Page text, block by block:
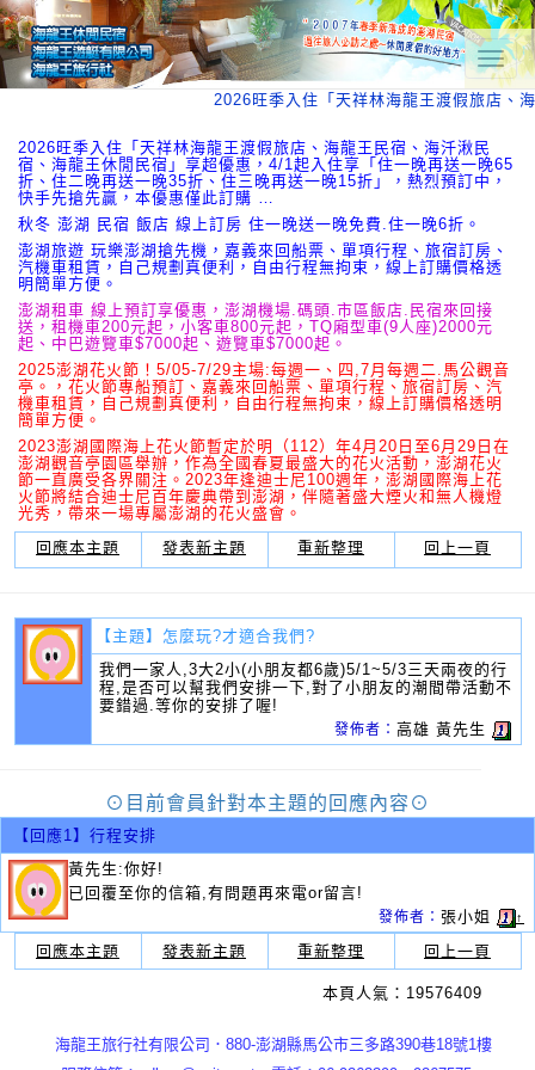
T
o
g
e
n
i
g
t
i
o
n
2026旺季入住「天祥林海龍王渡假旅店、
2026旺季入住「天祥林海龍王渡假旅店、海龍王民宿、海汘湫民
宿、海龍王休閒民宿」享超優惠，4/1起入住享「住一晚再送一晚65
折、住二晚再送一晚35折、住三晚再送一晚15折」，熱烈預訂中，
快手先搶先贏，本優惠僅此訂購 …
秋冬 澎湖 民宿 飯店 線上訂房 住一晚送一晚免費.住一晚6折。
澎湖旅遊 玩樂澎湖搶先機，嘉義來回船票、單項行程、旅宿訂房、
汽機車租賃，自己規劃真便利，自由行程無拘束，線上訂購價格透
明簡單方便。
澎湖租車 線上預訂享優惠，澎湖機場.碼頭.市區飯店.民宿來回接
送，租機車200元起，小客車800元起，TQ廂型車(9人座)2000元
起、中巴遊覽車$7000起、遊覽車$7000起。
2025澎湖花火節！5/05-7/29主場:每週一、四,7月每週二.馬公觀音
亭。，花火節專船預訂、嘉義來回船票、單項行程、旅宿訂房、汽
機車租賃，自己規劃真便利，自由行程無拘束，線上訂購價格透明
簡單方便。
2023澎湖國際海上花火節暫定於明（112）年4月20日至6月29日在
澎湖觀音亭園區舉辦，作為全國春夏最盛大的花火活動，澎湖花火
節一直廣受各界關注。2023年逢迪士尼100週年，澎湖國際海上花
火節將結合迪士尼百年慶典帶到澎湖，伴隨著盛大煙火和無人機燈
光秀，帶來一場專屬澎湖的花火盛會。
回應本主題
發表新主題 重新整理 回上一頁
【主題】 怎麼玩?才適合我們?
我們一家人,3大2小(小朋友都6歲)5/1~5/3三天兩夜的行
程,是否可以幫我們安排一下,對了小朋友的潮間帶活動不
要錯過.等你的安排了喔!
發佈者： 高雄 黃先生
⊙目前會員針對本主題的回應內容⊙
【回應1】 行程安排
黃先生:你好!
已回覆至你的信箱,有問題再來電or留言!
發佈者： 張小姐 ↑
回應本主題 發表新主題 重新整理 回上一頁
本頁人氣：19576409
海龍王旅行社有限公司．880-澎湖縣馬公市三多路390巷18號1樓